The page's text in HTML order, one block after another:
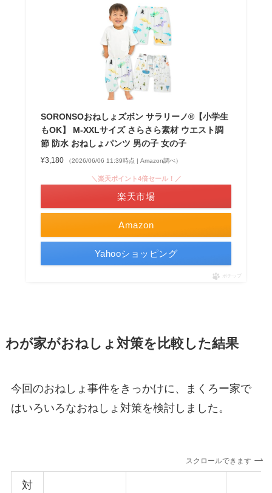
SORONSOおねしょズボン サラリーノ®【小学生
もOK】 M-XXLサイズ さらさら素材 ウエスト調
節 防水 おねしょパンツ 男の子 女の子
¥3,180 （2026/06/06 11:39時点 | Amazon調べ）
Amazon
＼楽天ポイント4倍セール！／
楽天市場
Yahooショッピング
ポチップ
わが家がおねしょ対策を比較した結果
今回のおねしょ事件をきっかけに、まくろー家で
はいろいろなおねしょ対策を検討しました。
スクロールできます
対